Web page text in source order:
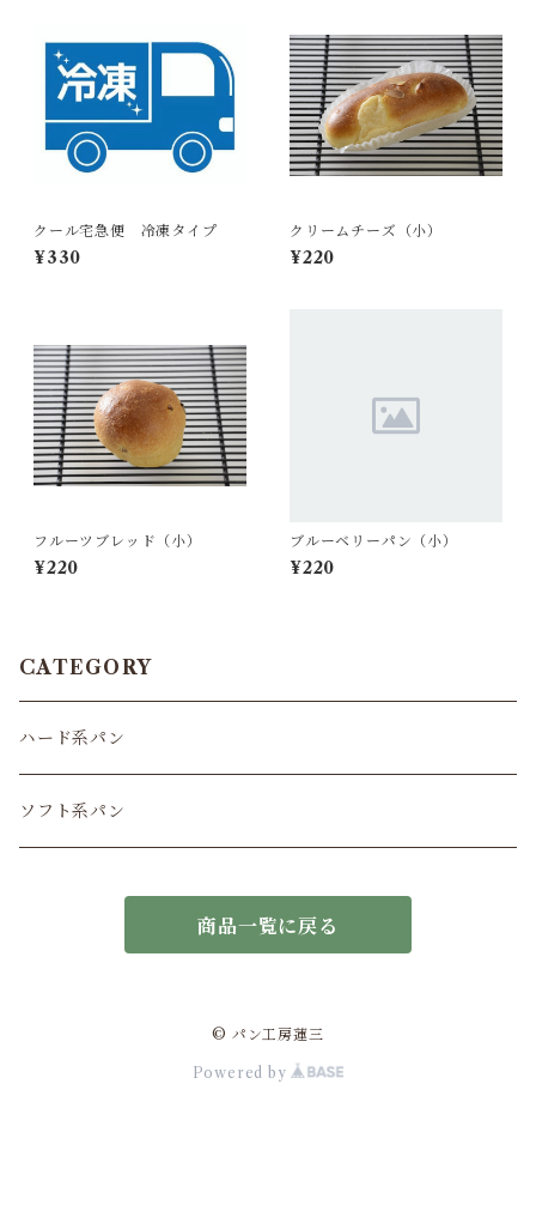
クール宅急便 冷凍タイプ
¥330
クリームチーズ（小）
¥220
フルーツブレッド（小）
¥220
ブルーベリーパン（小）
¥220
CATEGORY
ハード系パン
ソフト系パン
商品一覧に戻る
© パン工房蓮三
Powered by